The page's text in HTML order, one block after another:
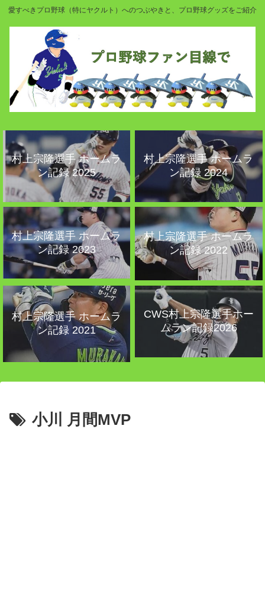
愛すべきプロ野球（特にヤクルト）へのつぶやきと、プロ野球グッズをご紹介
村上宗隆選手 ホームラ
ン記録 2025
村上宗隆選手 ホームラ
ン記録 2024
村上宗隆選手 ホームラ
ン記録 2023
村上宗隆選手 ホームラ
ン記録 2022
村上宗隆選手 ホームラ
ン記録 2021
CWS村上宗隆選手ホー
ムラン記録2026
小川 月間MVP